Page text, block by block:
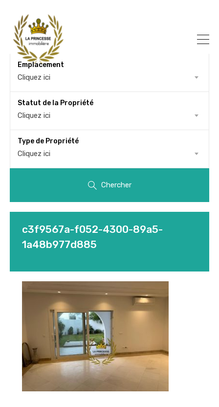
Emplacement
Cliquez ici
Statut de la Propriété
Cliquez ici
Type de Propriété
Cliquez ici
Chercher
c3f9567a-f052-4300-89a5-
1a48b977d885